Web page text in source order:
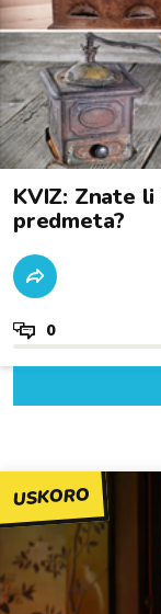
KVIZ: Znate
predmeta?
0
USKORO